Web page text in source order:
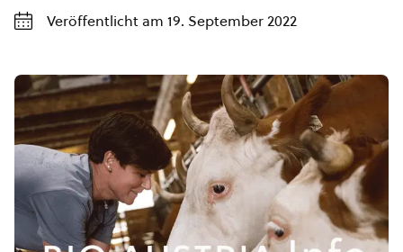
Veröffentlicht am 19. September 2022